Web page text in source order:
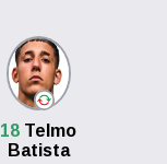
18 Telmo
Batista